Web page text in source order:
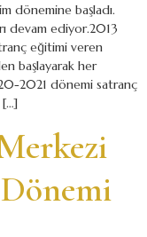
dönemine başladı.
devam ediyor.2013
eğitimi veren
başlayarak her
2021 dönemi satranç
[…]